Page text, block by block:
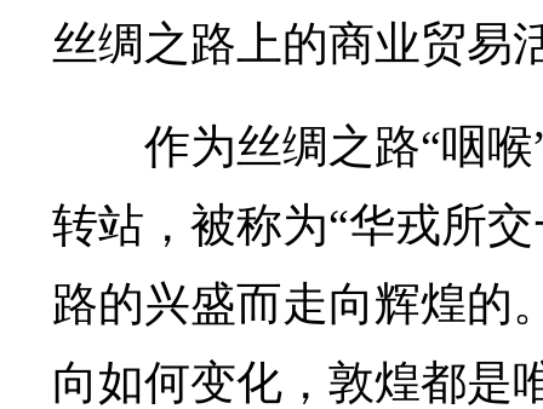
丝绸之路上的商业贸易
作为丝绸之路“咽喉”
转站，被称为“华戎所
路的兴盛而走向辉煌的
向如何变化，敦煌都是